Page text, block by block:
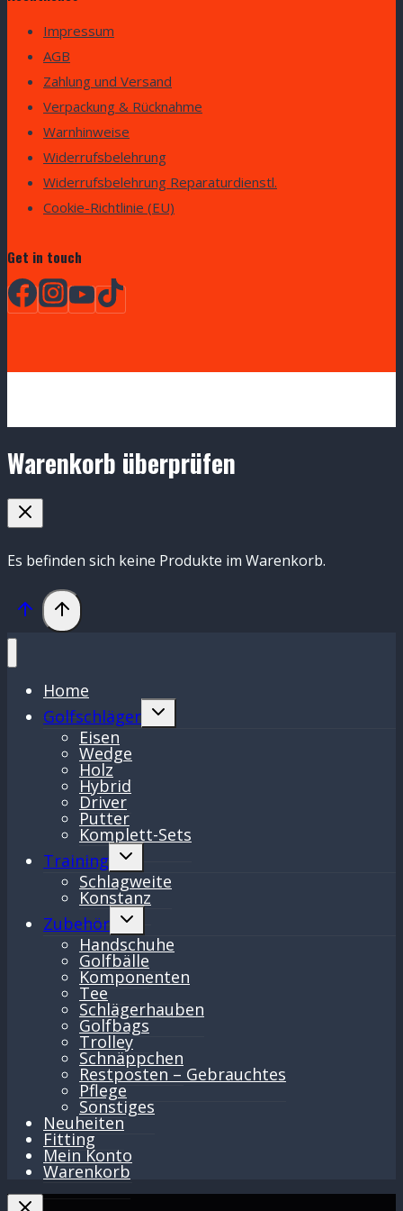
Impressum
AGB
Zahlung und Versand
Verpackung & Rücknahme
Warnhinweise
Widerrufsbelehrung
Widerrufsbelehrung Reparaturdienstl.
Cookie-Richtlinie (EU)
Get in touch
Warenkorb überprüfen
Es befinden sich keine Produkte im Warenkorb.
Home
Golfschläger
Untermenü
Eisen
Wedge
Holz
Hybrid
Driver
Putter
Komplett-Sets
Training
Untermenü
Schlagweite
Konstanz
Zubehör
Untermenü
Handschuhe
Golfbälle
Komponenten
Tee
Schlägerhauben
Golfbags
Trolley
Schnäppchen
Restposten – Gebrauchtes
Pflege
Sonstiges
Neuheiten
Fitting
Mein Konto
Warenkorb